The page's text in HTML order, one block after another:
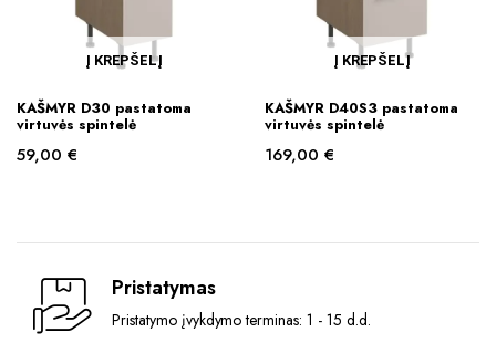
Į KREPŠELĮ
KAŠMYR D30 pastatoma
virtuvės spintelė
59,00 €
Į KREPŠELĮ
KAŠMYR D40S3 pastatoma
virtuvės spintelė
169,00 €
Pristatymas
Pristatymo įvykdymo terminas: 1 - 15 d.d.